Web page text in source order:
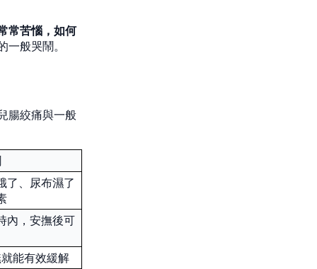
常苦惱，如何
般哭鬧。
腸絞痛與一般
了、尿布濕了
內，安撫後可
能有效緩解